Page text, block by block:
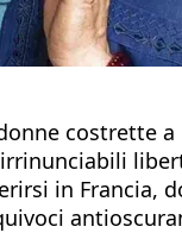
in Francia,